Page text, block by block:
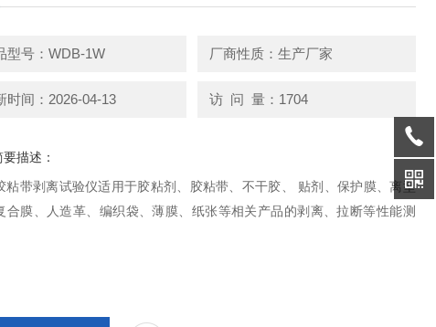
型号：WDB-1W 厂商性质：生产厂家
时间：2026-04-13 访 问 量：1704
要描述：
粘带剥离试验仪适用于胶粘剂、胶粘带、不干胶、 贴剂、保护膜、离型
合膜、人造革、编织袋、薄膜、纸张等相关产品的剥离、拉断等性能测